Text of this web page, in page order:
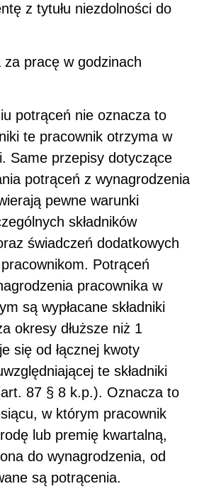
z tytułu niezdolności do
za pracę w godzinach
potrąceń nie oznacza to
te pracownik otrzyma w
Same przepisy dotyczące
potrąceń z wynagrodzenia
pewne warunki
składników
świadczeń dodatkowych
Potrąceń
pracownika w
są wypłacane składniki
okresy dłuższe niż 1
się od łącznej kwoty
te składniki
87 § 8 k.p.). Oznacza to
w którym pracownik
lub premię kwartalną,
do wynagrodzenia, od
są potrącenia.